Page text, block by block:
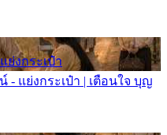
ย่งกระเป๋า
- แย่งกระเป๋า | เตือนใจ บุญ